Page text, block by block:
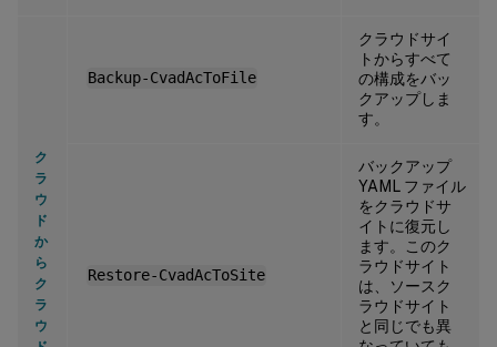
ク
ラ
ウ
ド
か
ら
ク
ラ
ウ
Backup-CvadAcToFile
クラウドサイ
トからすべて
の構成をバッ
クアップしま
す。
Restore-CvadAcToSite
バックアップ
YAML ファイル
をクラウドサ
イトに復元し
ます。このク
ラウドサイト
は、ソースク
ラウドサイト
と同じでも異